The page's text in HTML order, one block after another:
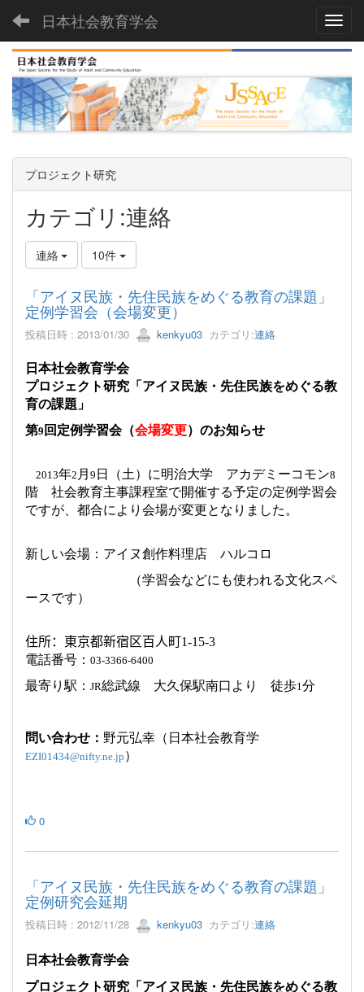
日本社会教育学会
プロジェクト研究
カテゴリ:連絡
連絡 10件
「アイヌ民族・先住民族をめぐる教育の課題」
定例学習会（会場変更）
投稿日時 : 2013/01/30 kenkyu03 カテゴリ:連絡
日本社会教育学会
プロジェクト研究「アイヌ民族・先住民族をめぐる教
育の課題」
第9 回定例学習会（会場変更）のお知らせ
2013年2 月 9 日（土）に明治大学 アカデミーコモン8
階 社会教育主事課程室で開催する予定の定例学習会
ですが、都合により会場が変更となりました。
新しい会場：アイヌ創作料理店 ハルコロ
（学習会などにも使われる文化スペ
ースです）
住所：東京都新宿区百人町1-15-3
電話番号： 03-3366-6400
最寄り駅： JR総武線 大久保駅南口より 徒歩1分
問い合わせ： 野元弘幸（日本社会教育学
EZI01434@nifty.ne.jp ）
0
「アイヌ民族・先住民族をめぐる教育の課題」
定例研究会延期
投稿日時 : 2012/11/28 kenkyu03 カテゴリ:連絡
日本社会教育学会
プロジェクト研究「アイヌ民族・先住民族をめぐる教